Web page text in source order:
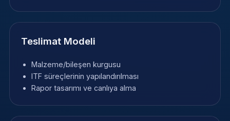
Teslimat Modeli
Malzeme/bileşen kurgusu
ITF süreçlerinin yapılandırılması
Rapor tasarımı ve canlıya alma